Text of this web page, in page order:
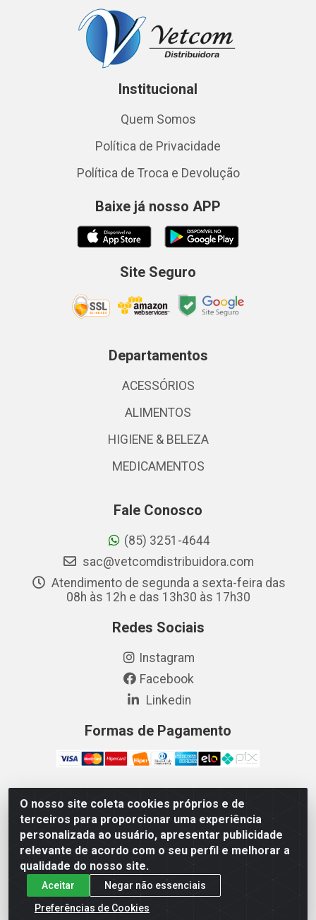
O nosso site coleta cookies próprios e de
terceiros para proporcionar uma experiência
personalizada ao usuário, apresentar publicidade
relevante de acordo com o seu perfil e melhorar a
qualidade do nosso site.
Aceitar
Negar não essenciais
Preferências de Cookies
Institucional
Quem Somos
Política de Privacidade
Política de Troca e Devolução
Baixe já nosso APP
Site Seguro
Departamentos
ACESSÓRIOS
ALIMENTOS
HIGIENE & BELEZA
MEDICAMENTOS
Fale Conosco
(85) 3251-4644
sac@vetcomdistribuidora.com
Atendimento de segunda a sexta-feira das
08h às 12h e das 13h30 às 17h30
Redes Sociais
Instagram
Facebook
Linkedin
Formas de Pagamento
Vetcom Distribuidora de Rações LTDA - Rua Maximiano
Barreto, 1040 - Barroso, Fortaleza/CE - CEP 60.863-260
- CNPJ 26.133.872/0001-11